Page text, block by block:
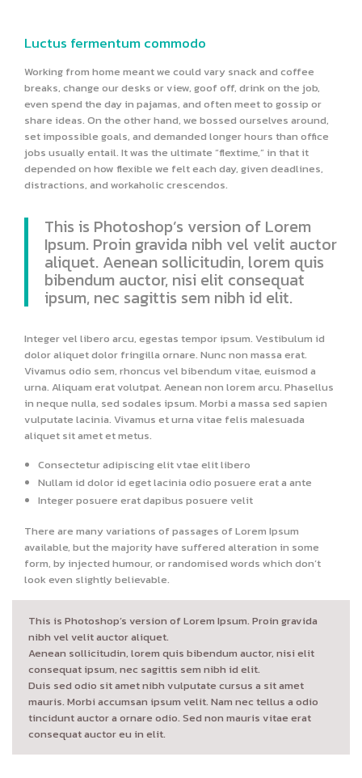
Luctus fermentum commodo
Working from home meant we could vary snack and coffee
breaks, change our desks or view, goof off, drink on the job,
even spend the day in pajamas, and often meet to gossip or
share ideas. On the other hand, we bossed ourselves around,
set impossible goals, and demanded longer hours than office
jobs usually entail. It was the ultimate “flextime,” in that it
depended on how flexible we felt each day, given deadlines,
distractions, and workaholic crescendos.
This is Photoshop’s version of Lorem
Ipsum. Proin gravida nibh vel velit auctor
aliquet. Aenean sollicitudin, lorem quis
bibendum auctor, nisi elit consequat
ipsum, nec sagittis sem nibh id elit.
Integer vel libero arcu, egestas tempor ipsum. Vestibulum id
dolor aliquet dolor fringilla ornare. Nunc non massa erat.
Vivamus odio sem, rhoncus vel bibendum vitae, euismod a
urna. Aliquam erat volutpat. Aenean non lorem arcu. Phasellus
in neque nulla, sed sodales ipsum. Morbi a massa sed sapien
vulputate lacinia. Vivamus et urna vitae felis malesuada
aliquet sit amet et metus.
Consectetur adipiscing elit vtae elit libero
Nullam id dolor id eget lacinia odio posuere erat a ante
Integer posuere erat dapibus posuere velit
There are many variations of passages of Lorem Ipsum
available, but the majority have suffered alteration in some
form, by injected humour, or randomised words which don’t
look even slightly believable.
This is Photoshop’s version of Lorem Ipsum. Proin gravida
nibh vel velit auctor aliquet.
Aenean sollicitudin, lorem quis bibendum auctor, nisi elit
consequat ipsum, nec sagittis sem nibh id elit.
Duis sed odio sit amet nibh vulputate cursus a sit amet
mauris. Morbi accumsan ipsum velit. Nam nec tellus a odio
tincidunt auctor a ornare odio. Sed non mauris vitae erat
consequat auctor eu in elit.